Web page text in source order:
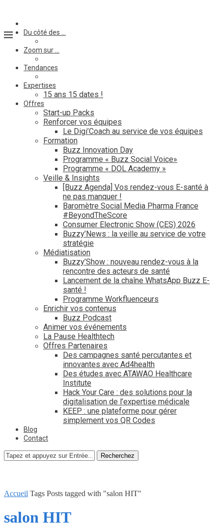
Du côté des …
Zoom sur …
Tendances
Expertises
15 ans 15 dates !
Offres
Start-up Packs
Renforcer vos équipes
Le Digi’Coach au service de vos équipes
Formation
Buzz Innovation Day
Programme « Buzz Social Voice»
Programme « DOL Academy »
Veille & Insights
[Buzz Agenda] Vos rendez-vous E-santé à
ne pas manquer !
Baromètre Social Media Pharma France
#BeyondTheScore
Consumer Electronic Show (CES) 2026
Buzzy’News : la veille au service de votre
stratégie
Médiatisation
Buzzy’Show : nouveau rendez-vous à la
rencontre des acteurs de santé
Lancement de la chaîne WhatsApp Buzz E-
santé !
Programme Workfluenceurs
Enrichir vos contenus
Buzz Podcast
Animer vos événements
La Pause Healthtech
Offres Partenaires
Des campagnes santé percutantes et
innovantes avec Ad4health
Des études avec ATAWAO Healthcare
Institute
Hack Your Care : des solutions pour la
digitalisation de l’expertise médicale
KEEP : une plateforme pour gérer
simplement vos QR Codes
Blog
Contact
Recherchez
Accueil Tags Posts tagged with "salon HIT"
salon HIT